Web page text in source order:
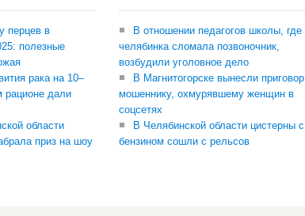
перцев в
полезные
рака на 10–
рационе дали
области
приз на шоу
В отношении педагогов школы, где
челябинка сломала позвоночник,
возбудили уголовное дело
В Магнитогорске вынесли приговор
мошеннику, охмурявшему женщин в
соцсетях
В Челябинской области цистерны с
бензином сошли с рельсов